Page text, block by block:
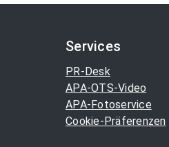
Services
PR-Desk
APA-OTS-Video
APA-Fotoservice
Cookie-Präferenzen